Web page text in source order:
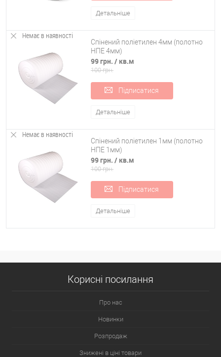
Детальніше
Немає в наявності
Спінений поліетилен 4мм (полотно
НПЕ 4мм)
99 грн. / кв.м
100 грн.
Підписатися
Детальніше
Немає в наявності
Спінений поліетилен 1мм (полотно
НПЕ 1мм)
99 грн. / кв.м
100 грн.
Підписатися
Детальніше
Корисні посилання
Про нас
Новинки
Розпродаж
Знижені в ціні товари